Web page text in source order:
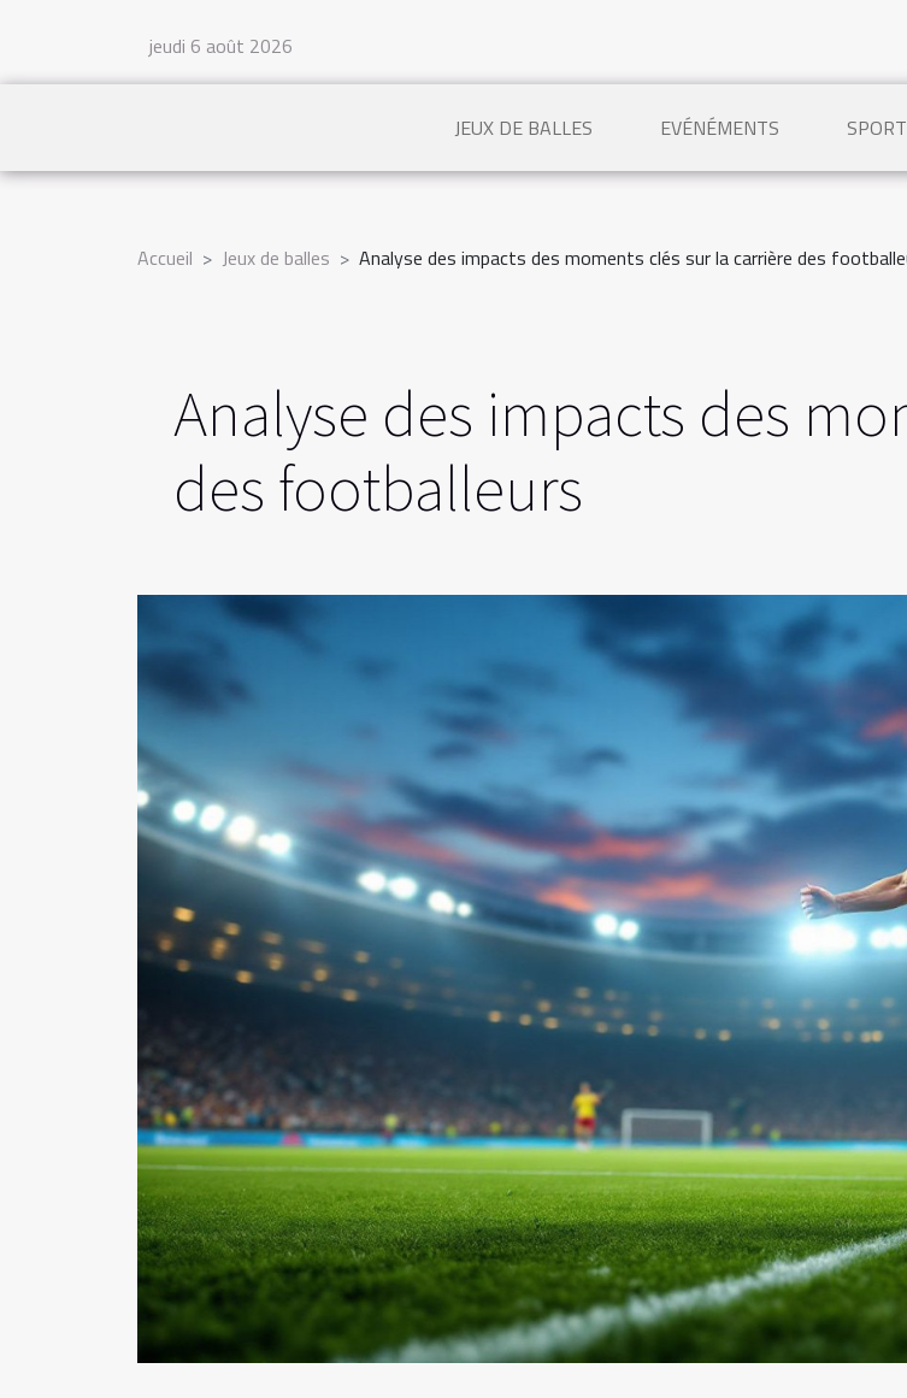
jeudi 6 août 2026
JEUX DE BALLES EVÉNÉMENTS
Accueil Jeux de balles Analyse des impacts des moments clés sur la carrière des
Analyse des impacts des
des footballeurs